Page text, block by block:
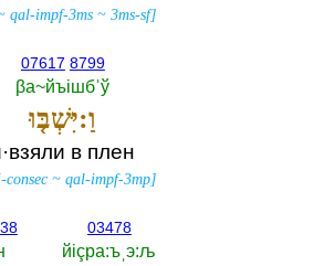
qal-impf-3ms ~3ms-sf]
07617 8799
βа~йъiшбˈў
וַ:יִּשְׁבּ֤וּ
в плен
consec ~qal-impf-3mp]
03478
йiçра:ъˌэ:љ